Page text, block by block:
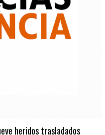
heridos trasladados